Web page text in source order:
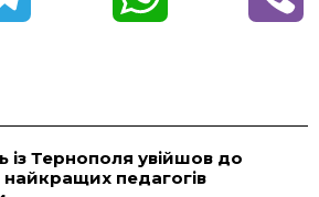
e t
із Тернополя увійшов до
педагогів